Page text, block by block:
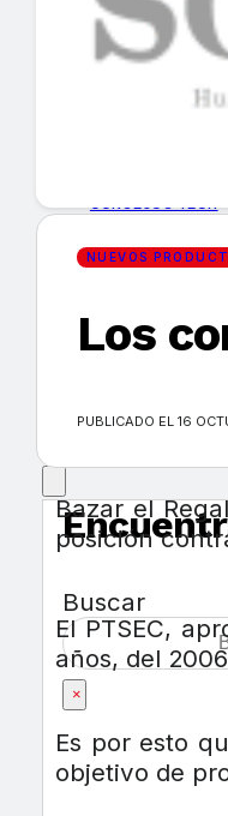
EMPRESAS
GUÍA DE COMPRA
MERCADOS Y
Buscar
×
NUEVOS
Los
PUBLICADO EL 16
Bazar el
posición
El PTSEC,
años, del
Es por esto
objetivo de